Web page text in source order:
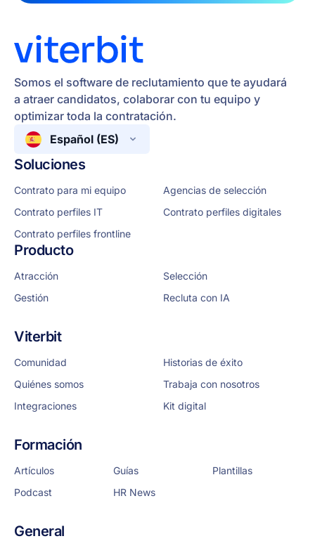
Somos el software de reclutamiento que te ayudará
a atraer candidatos, colaborar con tu equipo y
optimizar toda la contratación.
Español (ES)
Soluciones
Contrato para mi equipo
Agencias de selección
Contrato perfiles IT
Contrato perfiles digitales
Contrato perfiles frontline
Producto
Atracción
Selección
Gestión
Recluta con IA
Viterbit
Comunidad
Historias de éxito
Quiénes somos
Trabaja con nosotros
Integraciones
Kit digital
Formación
Artículos Guías
Plantillas
Podcast
HR News
General